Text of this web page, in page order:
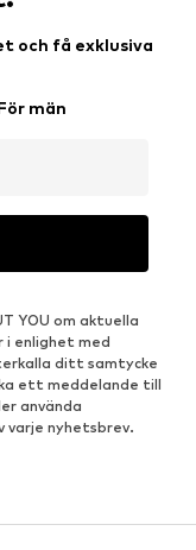
och få exklusiva
män
YOU om aktuella
i enlighet med
ditt samtycke
ett meddelande till
använda
nyhetsbrev.